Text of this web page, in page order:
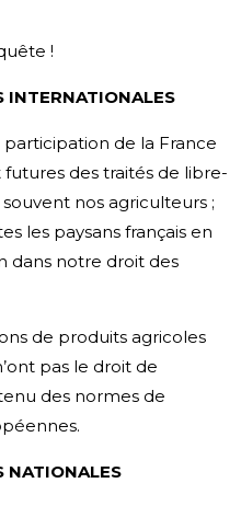
!
INTERNATIONALES
de la France
des traités de libre-
nos agriculteurs ;
les paysans français en
dans notre droit des
de produits agricoles
pas le droit de
des normes de
NATIONALES